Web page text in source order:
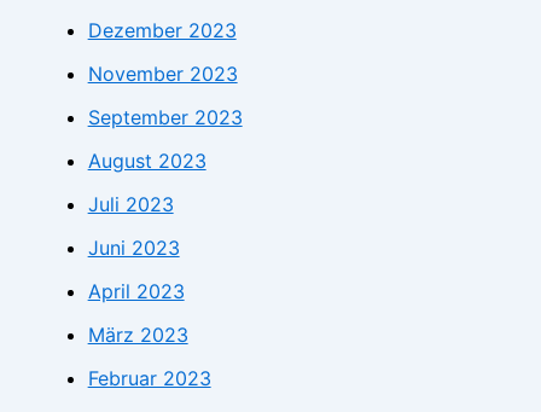
Dezember 2023
November 2023
September 2023
August 2023
Juli 2023
Juni 2023
April 2023
März 2023
Februar 2023